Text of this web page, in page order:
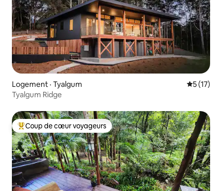
Logement · Tyalgum Note
5 (17)
Tyalgum Ridge
Coup de cœur voyageurs parmi les plus aimés
Coup de cœur voyageurs